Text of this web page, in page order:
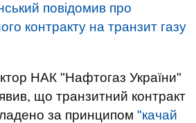
повідомив про
контракту на транзит газу
НАК "Нафтогаз України"
що транзитний контракт
за принципом "качай